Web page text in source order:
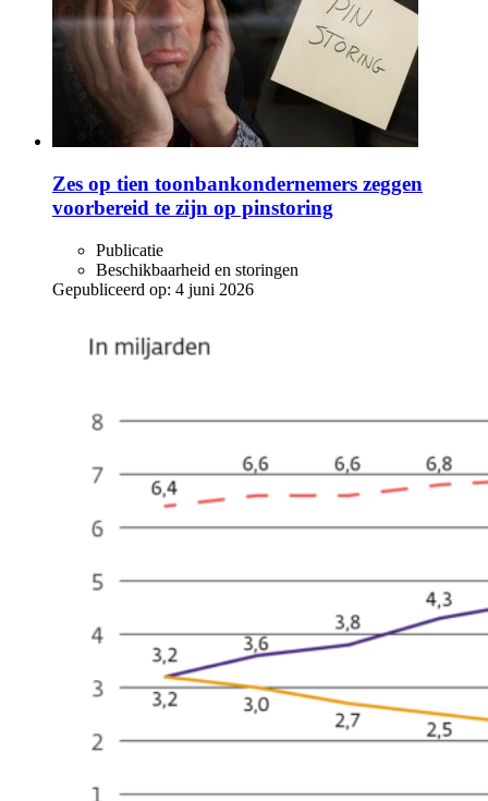
Zes op tien toonbankondernemers zeggen
voorbereid te zijn op pinstoring
Publicatie
Beschikbaarheid en storingen
Gepubliceerd op: 4 juni 2026